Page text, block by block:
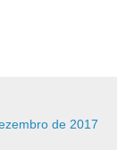
de 2017